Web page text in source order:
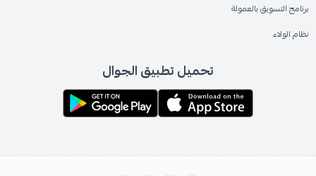
برنامج التسويق بالعمولة
نظام الولاء
تحميل تطبيق الجوال